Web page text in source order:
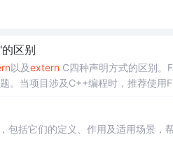
区别
以及extern C四种声明方式的区别。
。当项目涉及C++编程时，推荐使用
包括它们的定义、作用及适用场景，